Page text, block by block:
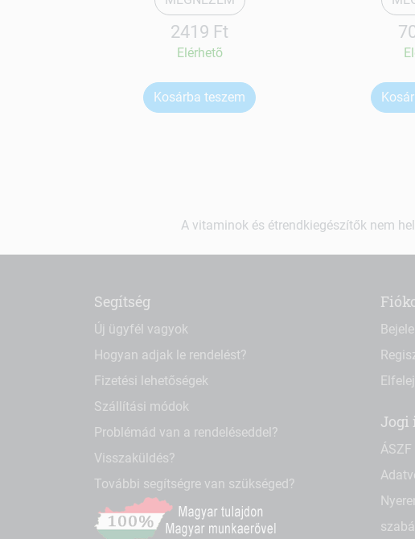
2419 Ft
Elérhetõ
Kosárba teszem
A vitaminok és étrendkiegészítők nem
Segítség
Új ügyfél vagyok
Hogyan adjak le rendelést?
Fizetési lehetőségek
Szállítási módok
Problémád van a rendeléseddel?
Visszaküldés?
További segítségre van szükséged?
Jogi
ÁSZF